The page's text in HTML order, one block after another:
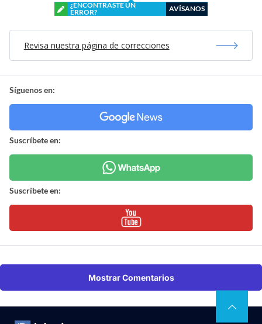
¿ENCONTRASTE UN
ERROR?
AVÍSANOS
Revisa nuestra página de correcciones
Síguenos en:
Suscríbete en:
Suscríbete en:
Mostrar Comentarios